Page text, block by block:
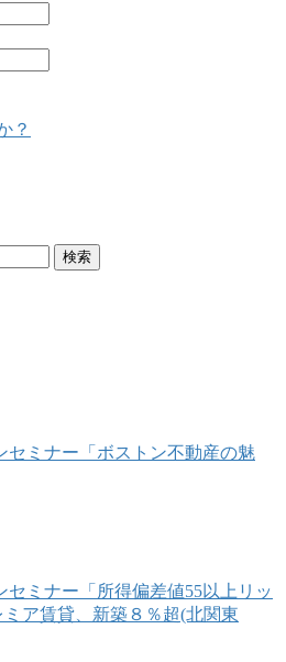
？
セミナー「ボストン不動産の魅
セミナー「所得偏差値55以上リッ
ア賃貸、新築８％超(北関東